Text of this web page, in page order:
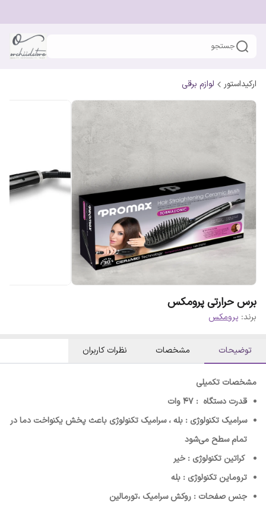
جستجو
ارکیداستور لوازم برقی
برس حرارتی پرومکس
برند: پرومکس
توضیحات مشخصات نظرات کاربران
مشخصات تکمیلی
قدرت دستگاه : 47 وات
سرامیک تکنولوژی : بله ، سرامیک تکنولوژی باعث پخش یکنواخت دما در
تمام سطح می‌شود
کراتین تکنولوژی : خیر
تروماین تکنولوژی : بله
جنس صفحات : روکش سرامیک ،تورمالین